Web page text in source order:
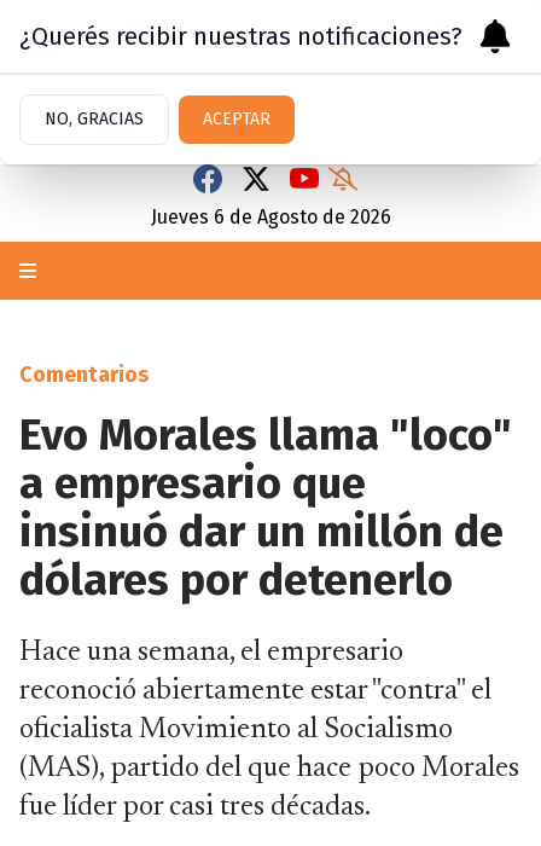
Jueves 6 de Agosto de 2026
Comentarios
Evo Morales llama "loco"
a empresario que
insinuó dar un millón de
dólares por detenerlo
Hace una semana, el empresario
reconoció abiertamente estar "contra" el
oficialista Movimiento al Socialismo
(MAS), partido del que hace poco Morales
fue líder por casi tres décadas.
¿Querés recibir nuestras notificaciones?
NO, GRACIAS ACEPTAR